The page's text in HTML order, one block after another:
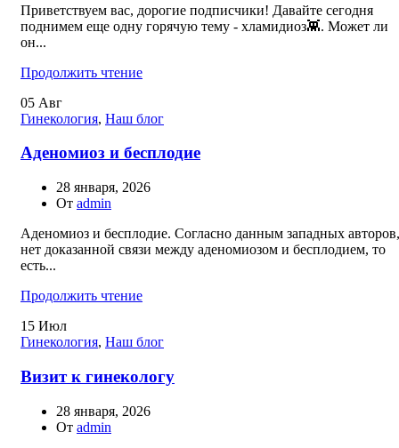
Приветствуем вас, дорогие подписчики! Давайте сегодня
поднимем еще одну горячую тему - хламидиоз👾. Может ли
он...
Продолжить чтение
05 Авг
Гинекология, Наш блог
Аденомиоз и бесплодие
28 января, 2026
От admin
Аденомиоз и бесплодие. Согласно данным западных авторов,
нет доказанной связи между аденомиозом и бесплодием, то
есть...
Продолжить чтение
15 Июл
Гинекология, Наш блог
Визит к гинекологу
28 января, 2026
От admin